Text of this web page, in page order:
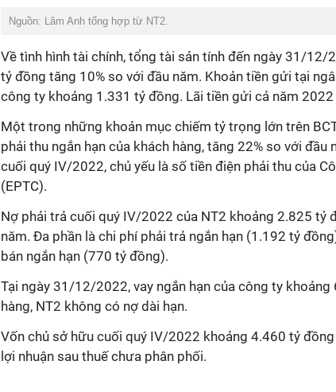
Nguồn: Lâm Anh tổng hợp từ NT2.
Về tình hình tài chính, tổng tài sản tính đến ngày 31/12/
tỷ đồng tăng 10% so với đầu năm. Khoản tiền gửi tại
công ty khoảng 1.331 tỷ đồng. Lãi tiền gửi cả năm
Một trong những khoản mục chiếm tỷ trọng lớn trên
phải thu ngắn hạn của khách hàng, tăng 22% so với đầu
cuối quý IV/2022, chủ yếu là số tiền điện phải thu của
(EPTC).
Nợ phải trả cuối quý IV/2022 của NT2 khoảng 2.825 tỷ
năm. Đa phần là chi phí phải trả ngắn hạn (1.192 tỷ
bán ngắn hạn (770 tỷ đồng).
Tại ngày 31/12/2022, vay ngắn hạn của công ty khoảng
hàng, NT2 không có nợ dài hạn.
Vốn chủ sở hữu cuối quý IV/2022 khoảng 4.460 tỷ
lợi nhuận sau thuế chưa phân phối.